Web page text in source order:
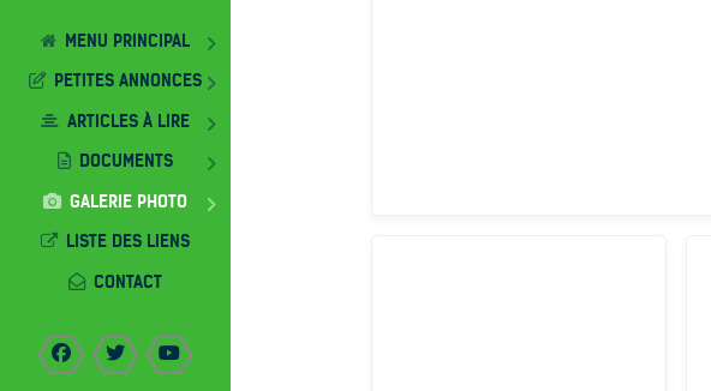
MENU PRINCIPAL
PETITES ANNONCES
ARTICLES À LIRE
DOCUMENTS
GALERIE PHOTO
LISTE DES LIENS
CONTACT